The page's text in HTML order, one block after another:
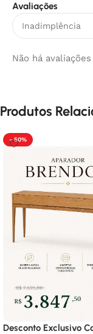
Avaliações
Não há avaliações
Produtos
- 50%
Desconto Exclusivo